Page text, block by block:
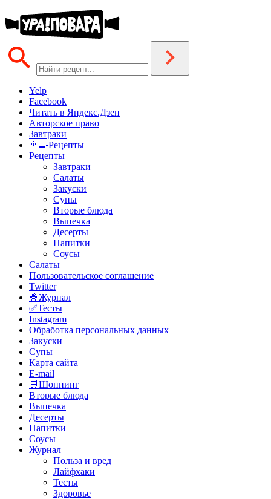
Yelp
Facebook
Читать в Яндекс.Дзен
Авторское право
Завтраки
👨‍🍳Рецепты
Рецепты
Завтраки
Салаты
Закуски
Супы
Вторые блюда
Выпечка
Десерты
Напитки
Соусы
Салаты
Пользовательское соглашение
Twitter
🍿Журнал
✅Тесты
Instagram
Обработка персональных данных
Закуски
Супы
Карта сайта
E-mail
🛒Шоппинг
Вторые блюда
Выпечка
Десерты
Напитки
Соусы
Журнал
Польза и вред
Лайфхаки
Тесты
Здоровье